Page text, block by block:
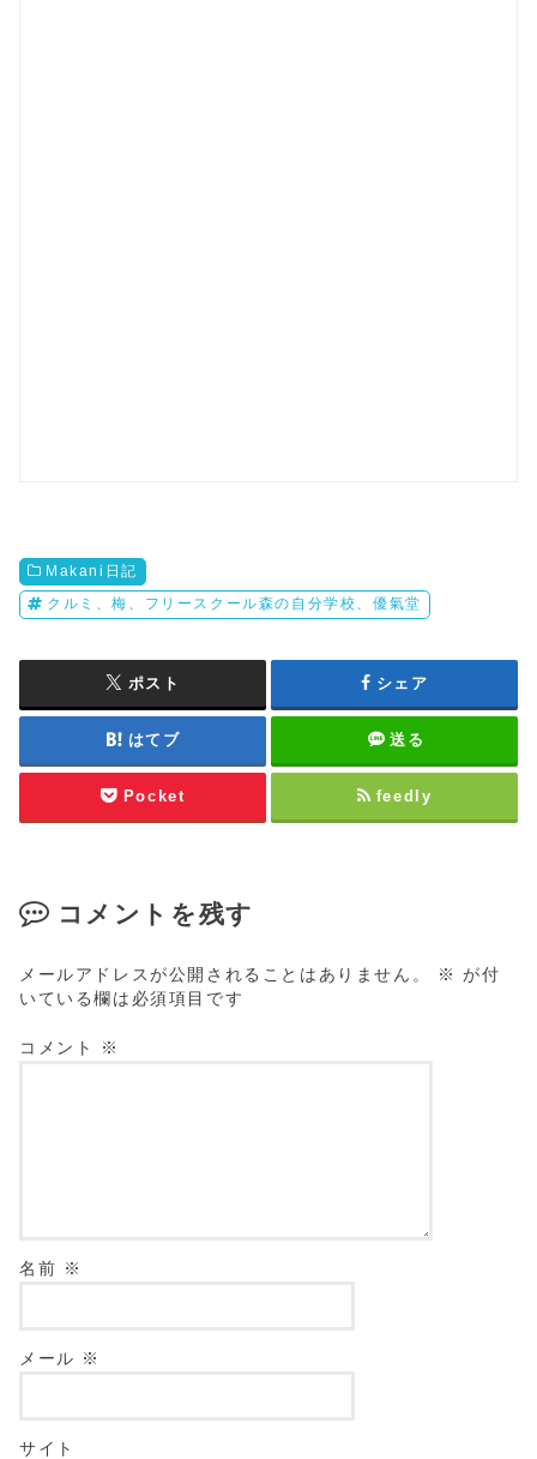
Makani日記
クルミ、梅、フリースクール森の自分学校、優氣堂
ポスト シェア
はてブ 送る
Pocket feedly
コメントを残す
メールアドレスが公開されることはありません。 ※ が付
いている欄は必須項目です
コメント ※
名前 ※
メール ※
サイト